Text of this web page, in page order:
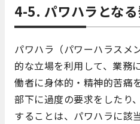
4-5. パワハラとな
パワハラ（パワーハラスメ
的な立場を利用して、業務
働者に身体的・精神的苦痛
部下に過度の要求をしたり
することは、パワハラに該